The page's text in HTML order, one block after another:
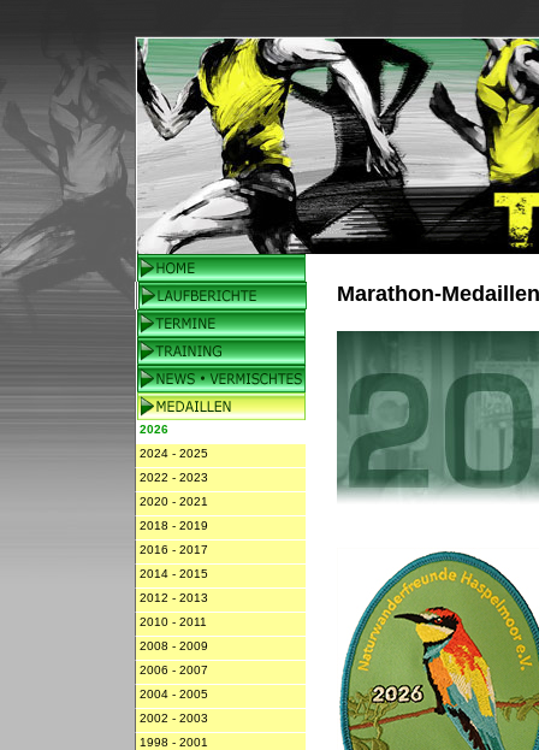
Marathon-
2026
2024 - 2025
2022 - 2023
2020 - 2021
2018 - 2019
2016 - 2017
2014 - 2015
2012 - 2013
2010 - 2011
2008 - 2009
2006 - 2007
2004 - 2005
2002 - 2003
1998 - 2001